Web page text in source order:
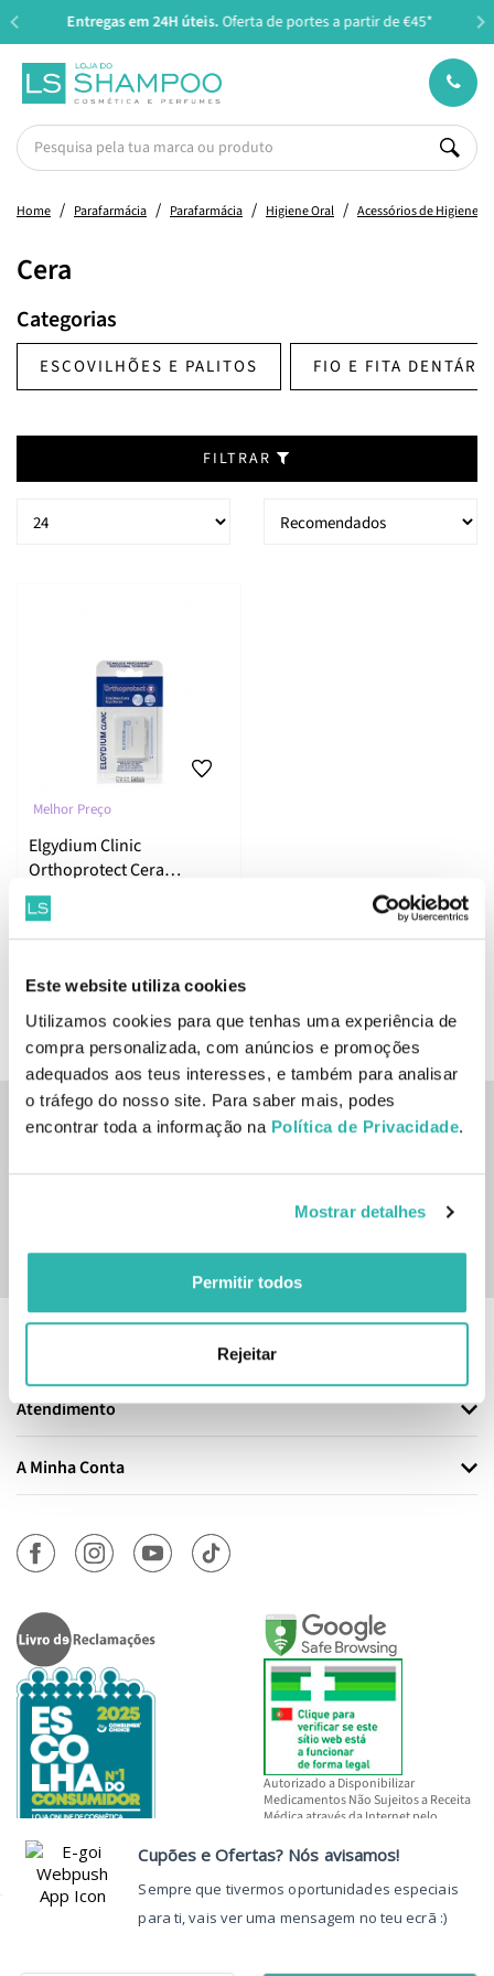
Este website utiliza cookies
Utilizamos cookies para que tenhas uma experiência de
compra personalizada, com anúncios e promoções
adequados aos teus interesses, e também para analisar
o tráfego do nosso site. Para saber mais, podes
encontrar toda a informação na Política de Privacidade.
Mostrar detalhes
Permitir todos
Rejeitar
Entregas em 24H úteis.Oferta de portes a partir de €45*
Home Parafarmácia Parafarmácia Higiene Oral Acessórios de Higiene
Cera
Categorias
ESCOVILHÕES E PALITOS FIO E FITA
FILTRAR
Melhor Preço
Elgydium Clinic
Orthoprotect Cera
Ortodôntica Protetora
Aparelhos 7 unidades
€4.97 6.67
Inscreve-te na nossa newsletter
SUBSCREVER
Atendimento
A Minha Conta
Autorizado a Disponibilizar
Medicamentos Não Sujeitos a Receita
Médica através da Internet pelo